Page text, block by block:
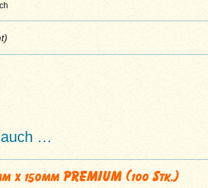
auch …
x 150mm PREMIUM (100 Stk.)